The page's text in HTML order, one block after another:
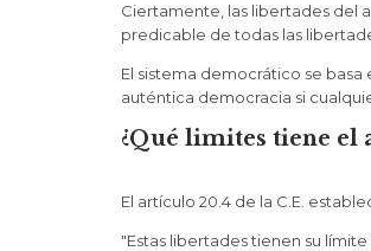
Ciertamente, las libertades del
predicable de todas las
El sistema democrático se
auténtica democracia si
¿Qué limites tiene el
El artículo 20.4 de la C.E.
"Estas libertades tienen su